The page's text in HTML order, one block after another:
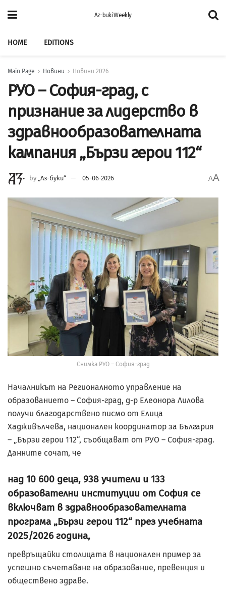
Az-buki Weekly
HOME EDITIONS
Main Page Новини Новини 2026
РУО – София-град, с
признание за лидерство в
здравнообразователната
кампания „Бързи герои 112“
by „Аз-буки“ 05-06-2026 AA
Снимка РУО – София-град
Началникът на Регионалното управление на
образованието – София-град, д-р Елеонора Лилова
получи благодарствено писмо от Елица
Хадживълчева, национален координатор за България
– „Бързи герои 112“, съобщават от РУО – София-град.
Данните сочат, че
над 10 600 деца, 938 учители и 133
образователни институции от София се
включват в здравнообразователната
програма „Бързи герои 112“ през учебната
2025/2026 година,
превръщайки столицата в национален пример за
успешно съчетаване на образование, превенция и
обществено здраве.